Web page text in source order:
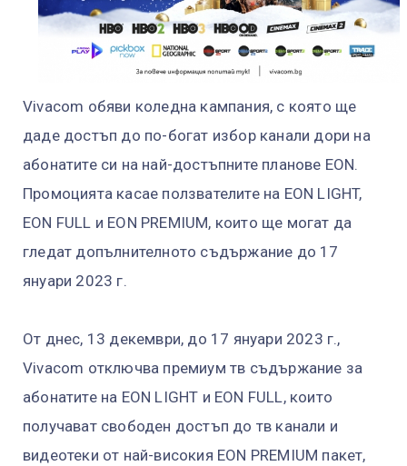
Vivacom обяви коледна кампания, с която ще
даде достъп до по-богат избор канали дори на
абонатите си на най-достъпните планове EON.
Промоцията кaсае ползвателите на EON LIGHT,
EON FULL и EON PREMIUM, които ще могат да
гледат допълнителното съдържание до 17
януари 2023 г.
От днес, 13 декември, до 17 януари 2023 г.,
Vivacom отключва премиум тв съдържание за
абонатите на EON LIGHT и EON FULL, които
получават свободен достъп до тв канали и
видеотеки от най-високия EON PREMIUM пакет,